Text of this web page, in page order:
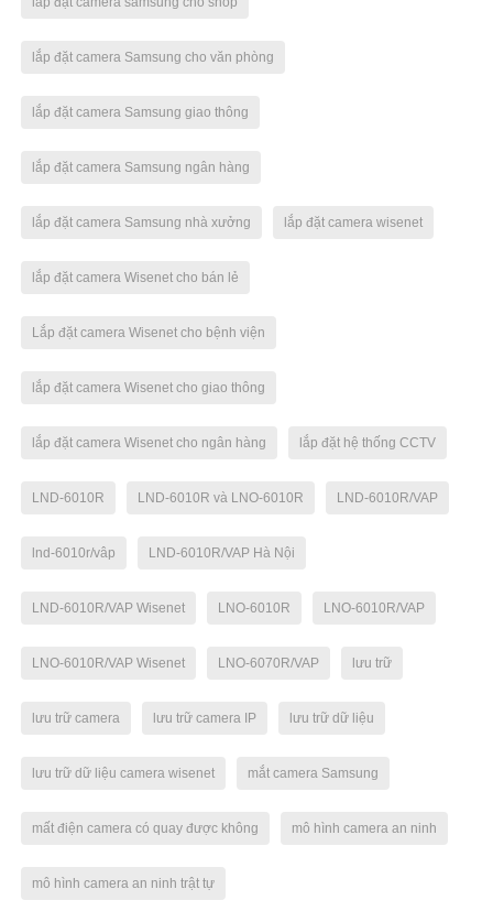
lắp đặt camera Samsung cho văn phòng
lắp đặt camera Samsung giao thông
lắp đặt camera Samsung ngân hàng
lắp đặt camera Samsung nhà xưởng lắp đặt camera wisenet
lắp đặt camera Wisenet cho bán lẻ
Lắp đặt camera Wisenet cho bệnh viện
lắp đặt camera Wisenet cho giao thông
lắp đặt camera Wisenet cho ngân hàng lắp đặt hệ thống CCTV
LND-6010R LND-6010R và LNO-6010R LND-6010R/VAP
lnd-6010r/vâp LND-6010R/VAP Hà Nội
LND-6010R/VAP Wisenet LNO-6010R LNO-6010R/VAP
LNO-6010R/VAP Wisenet LNO-6070R/VAP lưu trữ
lưu trữ camera lưu trữ camera IP lưu trữ dữ liệu
lưu trữ dữ liệu camera wisenet mắt camera Samsung
mất điện camera có quay được không mô hình camera an ninh
mô hình camera an ninh trật tự